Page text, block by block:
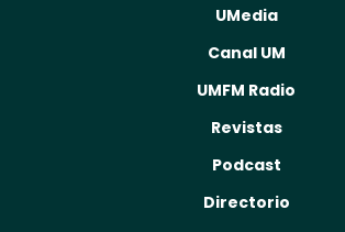
UMedia
Canal UM
UMFM Radio
Revistas
Podcast
Directorio